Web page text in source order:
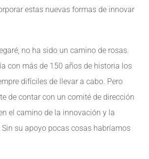
estas nuevas formas de innovar
no ha sido un camino de rosas.
con más de 150 años de historia los
difíciles de llevar a cabo. Pero
de contar con un comité de dirección
el camino de la innovación y la
su apoyo pocas cosas habríamos